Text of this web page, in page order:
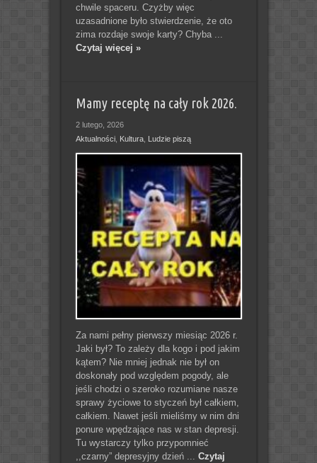
chwile spaceru. Czyżby więc
uzasadnione było stwierdzenie, że oto
zima rozdaje swoje karty? Chyba ...
Czytaj więcej »
Mamy receptę na cały rok 2026.
2 lutego, 2026
Aktualności, Kultura, Ludzie piszą
Za nami pełny pierwszy miesiąc 2026 r.
Jaki był? To zależy dla kogo i pod jakim
kątem? Nie mniej jednak nie był on
doskonały pod względem pogody, ale
jeśli chodzi o szeroko rozumiane nasze
sprawy życiowe to styczeń był całkiem,
całkiem. Nawet jeśli mieliśmy w nim dni
ponure wpędzające nas w stan depresji.
Tu wystarczy tylko przypomnieć
,,czarny” depresyjny dzień ... Czytaj